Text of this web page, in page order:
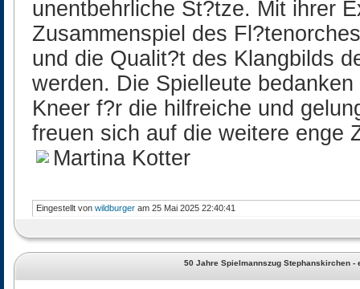
unentbehrliche St?tze. Mit ihrer
Zusammenspiel des
und die Qualit?t des Klangbilds
werden. Die Spielleute
Kneer f?r die hilfreiche und
freuen sich auf die weitere enge
Martina Kotter
Eingestellt von wildburger am 25 Mai 2025 22:40:41
50 Jahre Spielmannszug Stephanskirchen -